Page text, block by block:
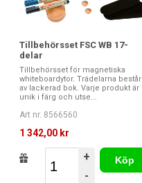
Tillbehörsset FSC WB 17-
delar
Tillbehörsset för magnetiska
whiteboardytor. Trädelarna består
av lackerad bok. Varje produkt är
unik i färg och utse...
Art nr. 8566560
1 342,00 kr
+
-
Köp